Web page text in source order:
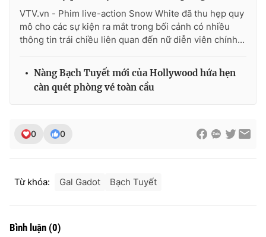
Email: toasoan@vtv.vn
Liên hệ quảng cáo:024-7300.7108
thông tin từ website này.
VTV.vn - Phim live-action Snow White đã thu hẹp quy
mô cho các sự kiện ra mắt trong bối cảnh có nhiều
thông tin trái chiều liên quan đến nữ diễn viên chính...
Nàng Bạch Tuyết mới của Hollywood hứa hẹn
càn quét phòng vé toàn cầu
0 0
Từ khóa: Gal Gadot Bạch Tuyết
Bình luận (0)